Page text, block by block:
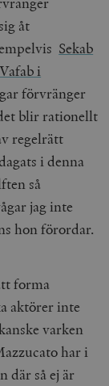
åt
Sekab
i
förvränger
blir rationellt
regelrätt
i denna
så
jag inte
hon förordar.
forma
aktörer inte
varken
har i
där så ej är
Leverantör
Inc.
Hotjar Ltd
Inc.
timbro.se